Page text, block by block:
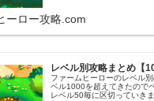
ーロー攻略.com
レベル別攻略まとめ【
ファームヒーローのレベル
ベル1000を超えてきたので
レベル50毎に区切っていき